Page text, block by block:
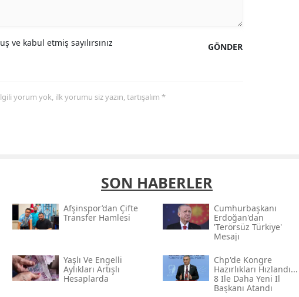
GÖNDER
ve kabul etmiş sayılırsınız
yorum yok, ilk yorumu siz yazın, tartışalım *
SON HABERLER
Afşinspor’dan Çifte
Transfer Hamlesi
Cumhurbaşkanı
Erdoğan'dan
'terörsüz Türkiye'
Mesajı
Yaşlı Ve Engelli
Aylıkları Artışlı
Hesaplarda
Chp'de Kongre
Hazırlıkları Hızlandı...
8 Ile Daha Yeni Il
Başkanı Atandı